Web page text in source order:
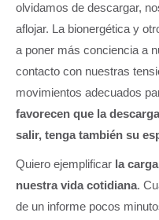
olvidamos de descargar,
aflojar. La bionergética y
a poner más conciencia a
contacto con nuestras
movimientos adecuados
favorecen que la
salir, tenga también su
Quiero ejemplificar la
nuestra vida cotidiana.
de un informe pocos